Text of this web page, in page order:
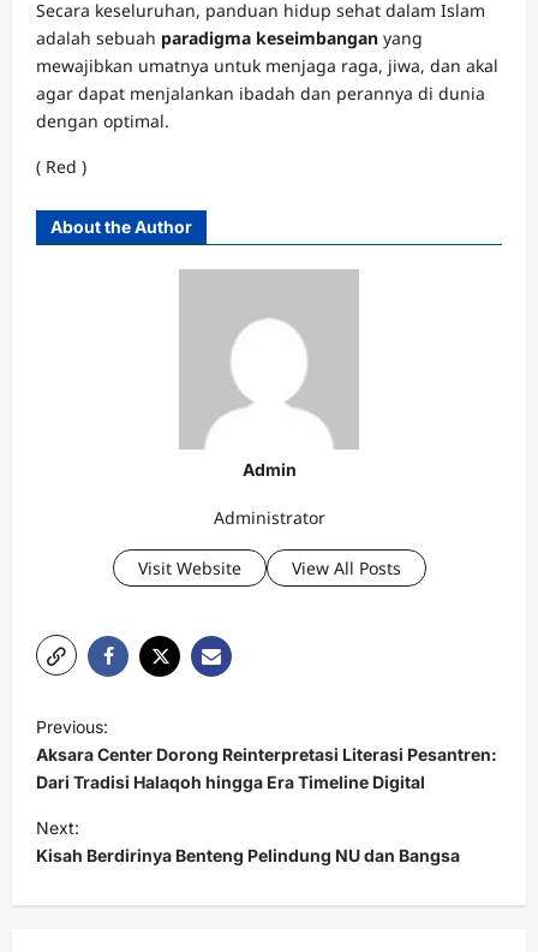
Secara keseluruhan, panduan hidup sehat dalam Islam
adalah sebuah paradigma keseimbangan yang
mewajibkan umatnya untuk menjaga raga, jiwa, dan akal
agar dapat menjalankan ibadah dan perannya di dunia
dengan optimal.
( Red )
About the Author
Admin
Administrator
Visit Website View All Posts
P
o
s
t
n
a
Previous:
Aksara Center Dorong Reinterpretasi Literasi Pesantren:
Dari Tradisi Halaqoh hingga Era Timeline Digital
Next:
Kisah Berdirinya Benteng Pelindung NU dan Bangsa